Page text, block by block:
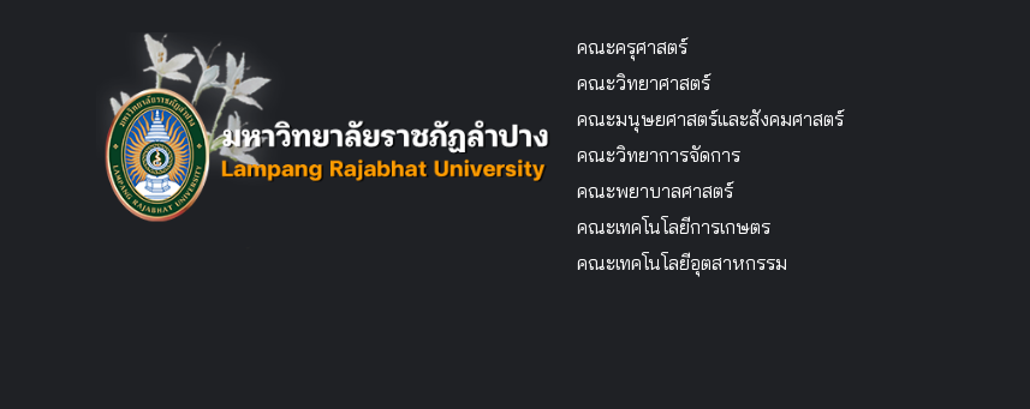
คณะครุศาสตร์
คณะวิทยาศาสตร์
คณะมนุษยศาสตร์และสังคมศาสตร์
คณะวิทยาการจัดการ
คณะพยาบาลศาสตร์
คณะเทคโนโลยีการเกษตร
คณะเทคโนโลยีอุตสาหกรรม